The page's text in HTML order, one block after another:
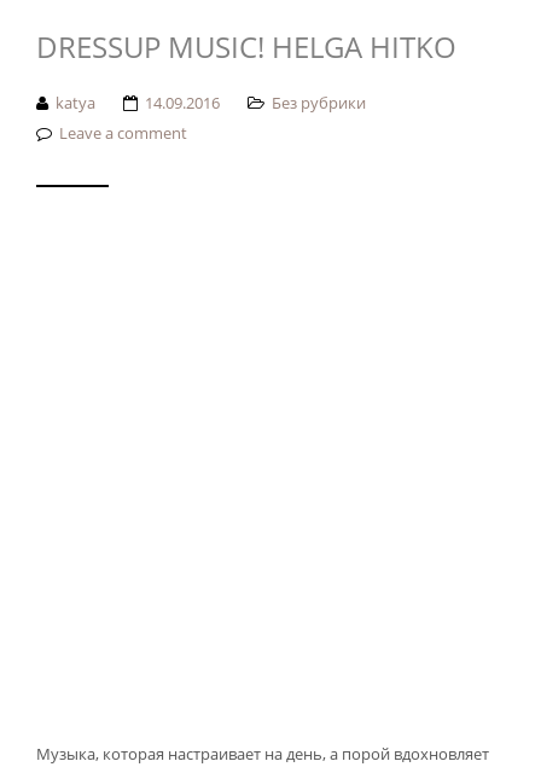
DRESSUP MUSIC! HELGA HITKO
katya 14.09.2016
Без рубрики
Leave a comment
Музыка, которая настраивает на день, а порой вдохновляет